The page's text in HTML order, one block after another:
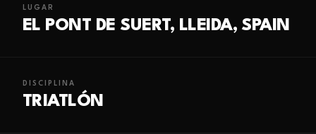
LUGAR
EL PONT DE SUERT, LLEIDA, SPAIN
DISCIPLINA
TRIATLÓN